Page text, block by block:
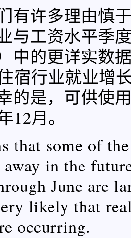
有许多理由慎
与工资水平季
）中的更详实数
宿行业就业增
的是，可供使
12月。
that some of
away in the
June are
likely that
occurring.